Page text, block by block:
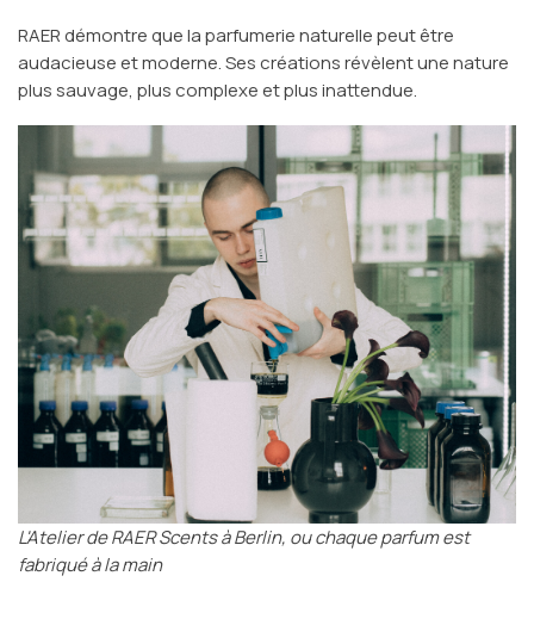
RAER démontre que la parfumerie naturelle peut être
audacieuse et moderne. Ses créations révèlent une nature
plus sauvage, plus complexe et plus inattendue.
L'Atelier de RAER Scents à Berlin, ou chaque parfum est
fabriqué à la main